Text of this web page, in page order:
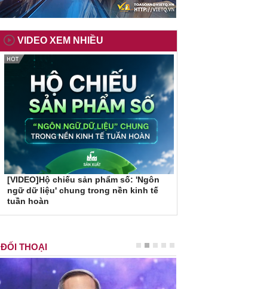
VIDEO XEM NHIỀU
[VIDEO]Hộ chiếu sản phẩm số: 'Ngôn
ngữ dữ liệu' chung trong nền kinh tế
tuần hoàn
ĐỐI THOẠI